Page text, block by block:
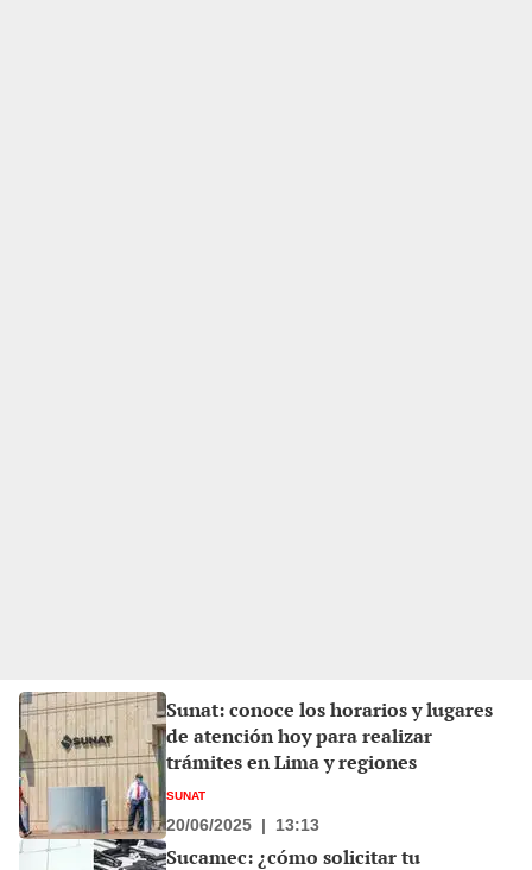
Sunat: conoce los horarios y lugares
de atención hoy para realizar
trámites en Lima y regiones
SUNAT
20/06/2025 | 13:13
Sucamec: ¿cómo solicitar tu